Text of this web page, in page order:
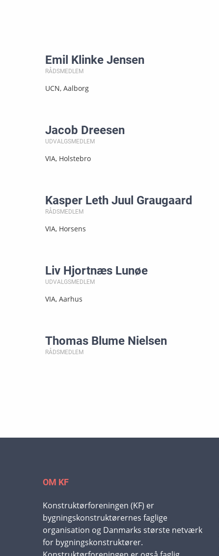
Emil Klinke Jensen
RÅDSMEDLEM
UCN, Aalborg
Jacob Dreesen
UDVALGSMEDLEM
VIA, Holstebro
Kasper Leth Juul Graugaard
RÅDSMEDLEM
VIA, Horsens
Liv Hjortnæs Lunøe
UDVALGSMEDLEM
VIA, Aarhus
Thomas Blume Nielsen
RÅDSMEDLEM
OM KF
Konstruktørforeningen (KF) er
bygningskonstruktørernes faglige
organisation og Danmarks største netværk
for bygningskonstruktører.